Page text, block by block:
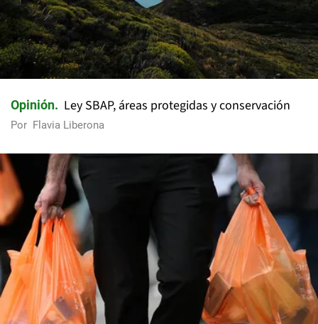
Opinión Ley SBAP, áreas protegidas y conservación
Por Flavia Liberona